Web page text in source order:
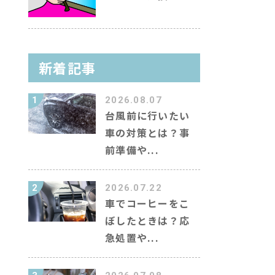
新着記事
1 2026.08.07
台風前に行いたい
車の対策とは？事
前準備や...
2 2026.07.22
車でコーヒーをこ
ぼしたときは？応
急処置や...